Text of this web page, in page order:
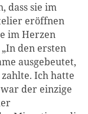
dass sie im
eröffnen
im Herzen
den ersten
ausgebeutet,
Ich hatte
der einzige